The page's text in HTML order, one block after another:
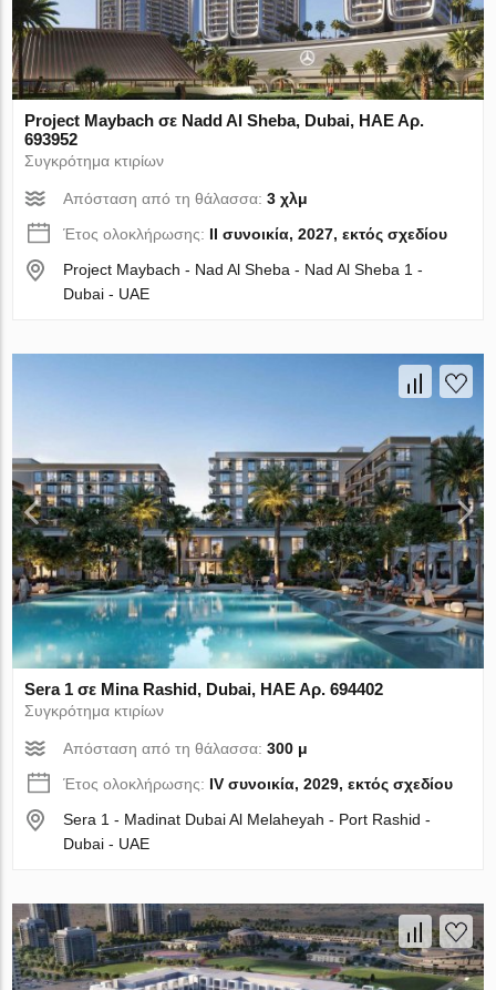
Project Maybach σε Nadd Al Sheba, Dubai, ΗΑΕ Αρ.
693952
Συγκρότημα κτιρίων
Απόσταση από τη θάλασσα:3 χλμ
Έτος ολοκλήρωσης: II συνοικία, 2027, εκτός σχεδίου
Project Maybach - Nad Al Sheba - Nad Al Sheba 1 -
Dubai - UAE
Sera 1 σε Mina Rashid, Dubai, ΗΑΕ Αρ. 694402
Συγκρότημα κτιρίων
Απόσταση από τη θάλασσα:300 μ
Έτος ολοκλήρωσης: IV συνοικία, 2029, εκτός σχεδίου
Sera 1 - Madinat Dubai Al Melaheyah - Port Rashid -
Dubai - UAE